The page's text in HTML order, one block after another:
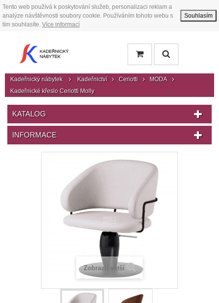
Tento web používá k poskytování služeb, personalizaci reklam a
analýze návštěvnosti soubory cookie. Používáním tohoto webu s
tím souhlasíte. Více informací
Souhlasím
Kadeřnický nábytek Kadeřnictví Ceriotti
MODA
Kadeřnické křeslo Ceriotti Molly
KATALOG
INFORMACE
Zobrazit větší